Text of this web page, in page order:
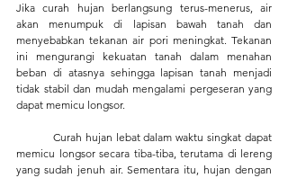
Jika curah hujan berlangsung terus-menerus, air
akan menumpuk di lapisan bawah tanah dan
menyebabkan tekanan air pori meningkat. Tekanan
ini mengurangi kekuatan tanah dalam menahan
beban di atasnya sehingga lapisan tanah menjadi
tidak stabil dan mudah mengalami pergeseran yang
dapat memicu longsor.
memicu longsor secara tiba-tiba, terutama di lereng
yang sudah jenuh air. Sementara itu, hujan dengan